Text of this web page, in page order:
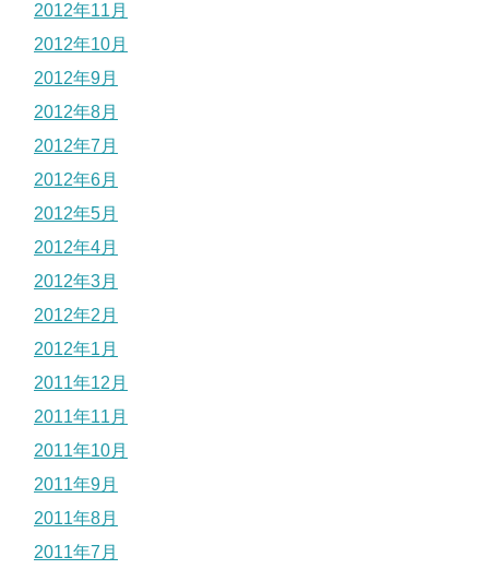
2012年11月
2012年10月
2012年9月
2012年8月
2012年7月
2012年6月
2012年5月
2012年4月
2012年3月
2012年2月
2012年1月
2011年12月
2011年11月
2011年10月
2011年9月
2011年8月
2011年7月